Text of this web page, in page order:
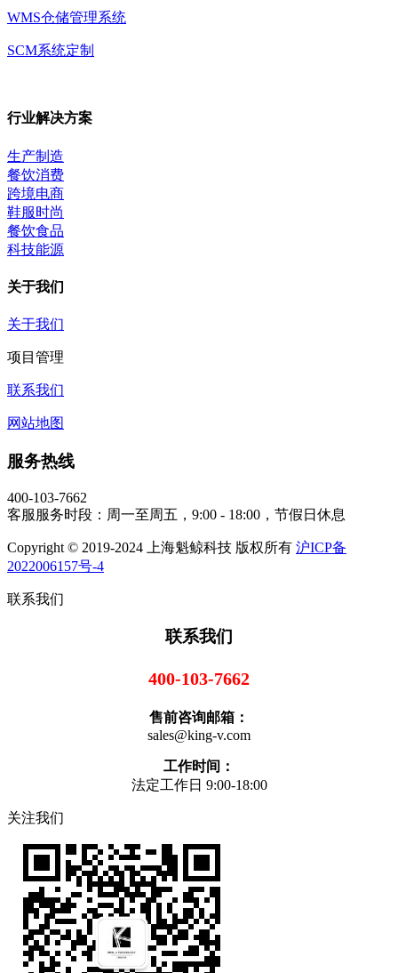
WMS仓储管理系统
SCM系统定制
行业解决方案
生产制造
餐饮消费
跨境电商
鞋服时尚
餐饮食品
科技能源
关于我们
关于我们
项目管理
联系我们
网站地图
服务热线
400-103-7662
客服服务时段：周一至周五，9:00 - 18:00，节假日休息
Copyright © 2019-2024 上海魁鲸科技 版权所有 沪ICP备
2022006157号-4
联系我们
联系我们
400-103-7662
售前咨询邮箱：
sales@king-v.com
工作时间：
法定工作日 9:00-18:00
关注我们